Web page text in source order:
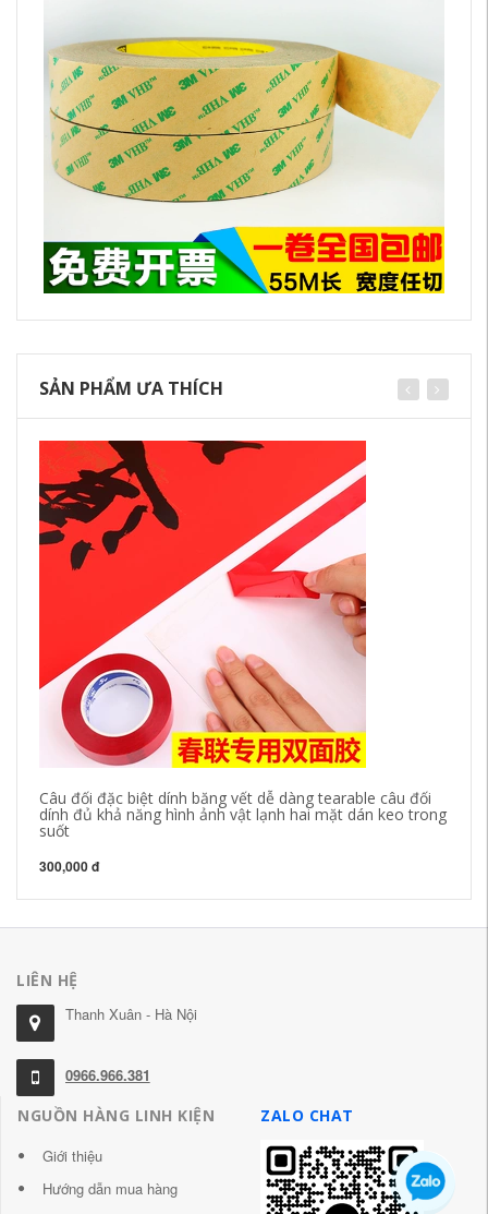
SẢN PHẨM ƯA THÍCH
Câu đối đặc biệt dính băng vết dễ dàng tearable câu đối
dính đủ khả năng hình ảnh vật lạnh hai mặt dán keo trong
suốt
300,000 đ
LIÊN HỆ
Thanh Xuân - Hà Nội
0966.966.381
NGUỒN HÀNG LINH KIỆN
Giới thiệu
Hướng dẫn mua hàng
ZALO CHAT